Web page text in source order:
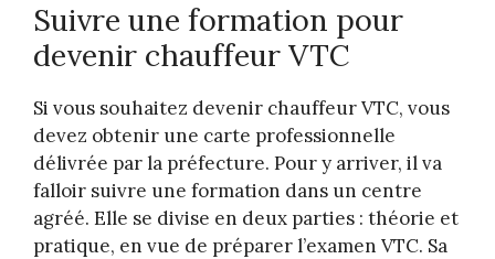
Suivre une formation pour
devenir chauffeur VTC
Si vous souhaitez devenir chauffeur VTC, vous
devez obtenir une carte professionnelle
délivrée par la préfecture. Pour y arriver, il va
falloir suivre une formation dans un centre
agréé. Elle se divise en deux parties : théorie et
pratique, en vue de préparer l’examen VTC. Sa